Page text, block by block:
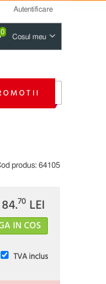
Autentificare
0
Cosul meu
produs: 64105
84.70 LEI
TVA inclus